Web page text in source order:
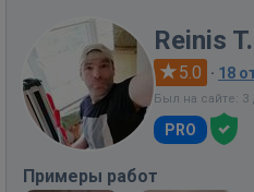
Reinis T.
5.0 · 18
Был на сайте: 3
PRO
Примеры работ